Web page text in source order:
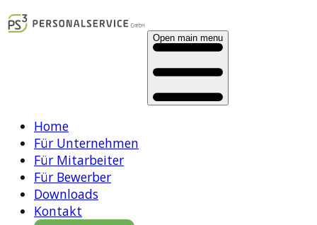
Open main menu
Home
Für Unternehmen
Für Mitarbeiter
Für Bewerber
Downloads
Kontakt